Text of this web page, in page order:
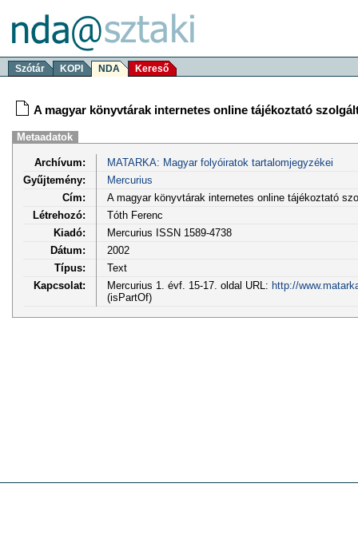
Szótár KOPI NDA Kereső
A magyar könyvtárak internetes online tájékoztató
Metaadatok
Archívum:
MATARKA: Magyar folyóiratok tartalomjegyzékei
Gyűjtemény:
Mercurius
Cím:
A magyar könyvtárak internetes online tájékoztató
Létrehozó:
Tóth Ferenc
Kiadó:
Mercurius ISSN 1589-4738
Dátum:
2002
Típus:
Text
Kapcsolat:
Mercurius 1. évf. 15-17. oldal URL: http://
(isPartOf)